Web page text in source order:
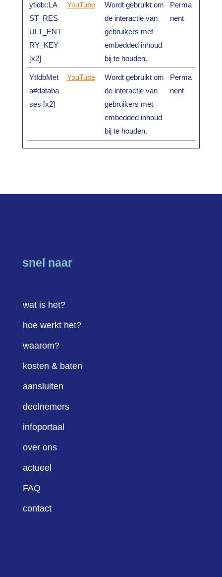
ytidb::LA
ST_RES
ULT_ENT
RY_KEY
[x2]
YouTube
Wordt gebruikt om
de interactie van
gebruikers met
embedded inhoud
bij te houden.
Perma
nent
YtIdbMet
a#databa
ses [x2]
YouTube
Wordt gebruikt om
de interactie van
gebruikers met
embedded inhoud
bij te houden.
Perma
nent
snel naar
wat is het?
hoe werkt het?
waarom?
kosten & baten
aansluiten
deelnemers
infoportaal
over ons
actueel
FAQ
contact